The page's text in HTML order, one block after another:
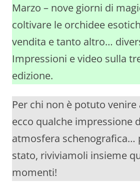
Marzo – nove giorni di
coltivare le orchidee
vendita e tanto altro…
Impressioni e video sulla
edizione.
Per chi non è potuto venire
ecco qualche impressione
atmosfera schenografica…
stato, riviviamoli insieme
momenti!